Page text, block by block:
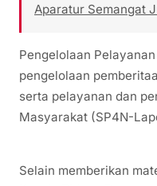
Aparatur Semangat
Pengelolaan
pengelolaan
serta pelayanan dan
Masyarakat (SP4N-
Selain memberikan